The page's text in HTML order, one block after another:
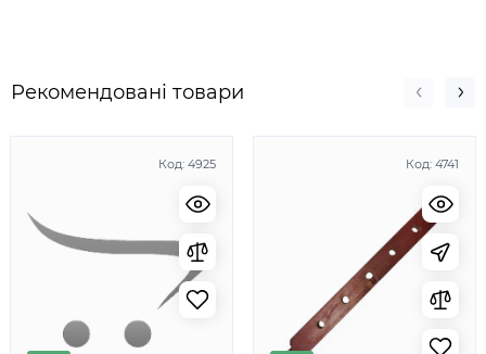
Рекомендовані товари
Код: 4925 Код: 4741